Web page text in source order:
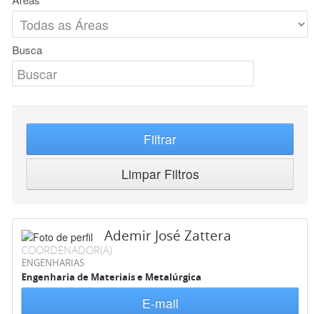
Busca
Filtrar
Limpar Filtros
Ademir José Zattera
COORDENADOR(A)
ENGENHARIAS
Engenharia de Materiais e Metalúrgica
E-mail